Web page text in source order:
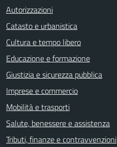
Autorizzazioni
Catasto e urbanistica
Cultura e tempo libero
Educazione e formazione
Giustizia e sicurezza pubblica
Imprese e commercio
Mobilità e trasporti
Salute, benessere e assistenza
Tributi, finanze e contravvenzioni